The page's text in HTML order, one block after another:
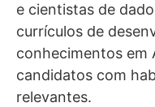
e cientistas de
currículos de
conhecimentos em
candidatos com
relevantes.